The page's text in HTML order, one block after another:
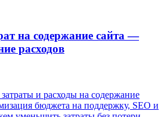
на содержание сайта —
расходов
и расходы на содержание
бюджета на поддержку, SEO и